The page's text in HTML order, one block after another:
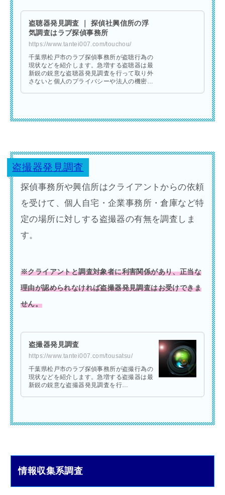
盗聴器発見調査 ｜ 探偵社興信所の浮
気調査はラブ探偵事務所
https://www.tantei007.com/touchou/
千葉県松戸市のラブ探偵事務所が盗聴行為の
現状などを紹介します。急増する盗聴器は最
新鋭の鋭意な盗聴器発見調査を行って取り外
さないと個人のプライバシーや法人の機密情
盗撮器発見調査
探偵事務所や興信所はクライアントからの依頼
を受けて、個人自宅・企業事務所・倉庫など特
定の場所に対しする盗撮器の有無を調査しま
す。
※クライアントと調査対象者に利害関係があり、正当な
理由が認められなければ盗撮器発見調査はお受けできま
せん。
盗撮器発見調査
https://www.tantei007.com/tousatsu/
千葉県松戸市のラブ探偵事務所が盗撮行為の
現状などを紹介します。急増する盗撮器は最
新鋭の鋭意な盗撮器発見調査を行…
情報収集系調査